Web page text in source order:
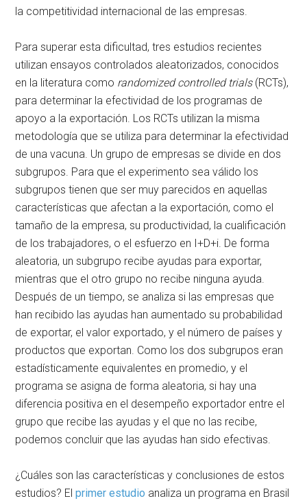
la competitividad internacional de las empresas.
Para superar esta dificultad, tres estudios recientes
utilizan ensayos controlados aleatorizados, conocidos
en la literatura como randomized controlled trials(RCTs),
para determinar la efectividad de los programas de
apoyo a la exportación. Los RCTs utilizan la misma
metodología que se utiliza para determinar la efectividad
de una vacuna. Un grupo de empresas se divide en dos
subgrupos. Para que el experimento sea válido los
subgrupos tienen que ser muy parecidos en aquellas
características que afectan a la exportación, como el
tamaño de la empresa, su productividad, la cualificación
de los trabajadores, o el esfuerzo en I+D+i. De forma
aleatoria, un subgrupo recibe ayudas para exportar,
mientras que el otro grupo no recibe ninguna ayuda.
Después de un tiempo, se analiza si las empresas que
han recibido las ayudas han aumentado su probabilidad
de exportar, el valor exportado, y el número de países y
productos que exportan. Como los dos subgrupos eran
estadísticamente equivalentes en promedio, y el
programa se asigna de forma aleatoria, si hay una
diferencia positiva en el desempeño exportador entre el
grupo que recibe las ayudas y el que no las recibe,
podemos concluir que las ayudas han sido efectivas.
¿Cuáles son las características y conclusiones de estos
estudios? Elprimer estudio analiza un programa en Brasil